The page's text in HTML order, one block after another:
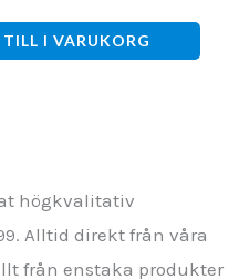
TILL I VARUKORG
högkvalitativ
Alltid direkt från våra
från enstaka produkter